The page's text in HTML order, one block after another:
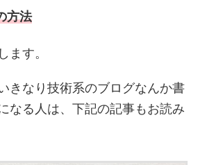
方法
ます。
きなり技術系のブログなんか書
なる人は、下記の記事もお読み